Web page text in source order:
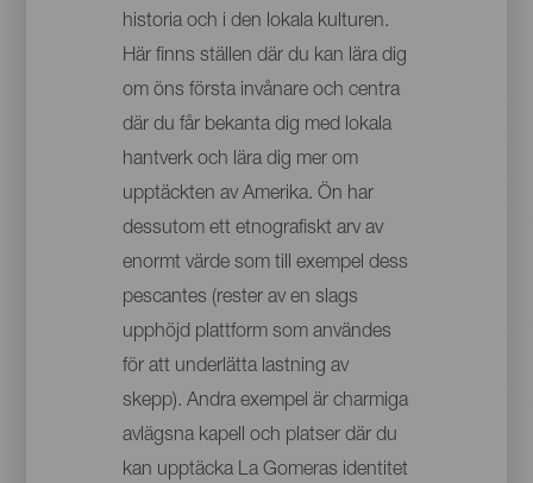
historia och i den lokala kulturen.
Här finns ställen där du kan lära dig
om öns första invånare och centra
där du får bekanta dig med lokala
hantverk och lära dig mer om
upptäckten av Amerika. Ön har
dessutom ett etnografiskt arv av
enormt värde som till exempel dess
pescantes (rester av en slags
upphöjd plattform som användes
för att underlätta lastning av
skepp). Andra exempel är charmiga
avlägsna kapell och platser där du
kan upptäcka La Gomeras identitet